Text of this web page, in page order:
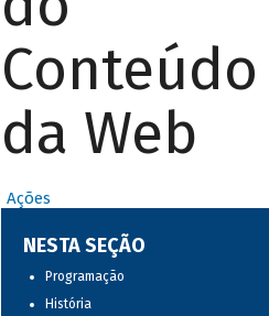
Conteúdo
da Web
Ações
NESTA SEÇÃO
Programação
História